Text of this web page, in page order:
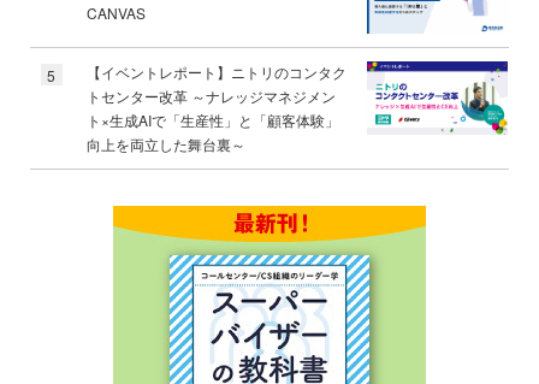
CANVAS
5
【イベントレポート】ニトリのコンタク
トセンター改革 ～ナレッジマネジメン
ト×生成AIで「生産性」と「顧客体験」
向上を両立した舞台裏～